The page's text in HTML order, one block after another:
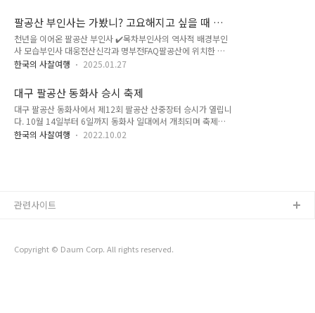
럼 일렁이는 모습에서 유래했다고 해요. 친구랑 음력 7월 15일
백중기도 회향날맞아..
고 가만히 쉬었다가고싶은 나무 터널이 시원해보이죠.파계사 설
법전관세음보살님 계신곳이 수리중으로 잠시동안 설법전에 모
셔놓았어요. 수능기도가 시작되었어요. 가을로 들어가나봅니다.
사찰에 가면 큰 설법전이 보입니다. 요기 설법전(說法殿)은 불교
사찰에서 법회나 설법이 이루어지는 전각입니다. 즉, 스님이나
殿, 부처님을 모신 공간)과는 구별되는 개념입니다. 오래된 절에
서는 법당과 불전을 분리하여 설법전 또는 무설전이라는 이름..
팔공산 부인사는 가봤니? 고요해지고 싶을 때 찾
는 사찰
천년을 이어온 팔공산 부인사 ✔️목차부인사의 역사적 배경부인
사 모습부인사 대웅전산신각과 명부전FAQ팔공산에 위치한 부
인사는 대구광역시의 역사적이고 종교적인 명소로 알려져 있어
이상의 의미를 지니며, 한국의 불교 역사 속에서 깊은 유산을 남
긴 곳입니다. 이른 아침 다녀온 팔공산 부인사 소개하겠습니
다. 부인사의 역사적 배경부인사는 약 1,300년 이상의 역사를
자랑하는 유서 깊은 사찰이에요. 신라 시대부터 고려와 조선 시
대에 걸쳐 불교적, 정치적 중요성을 지닌 곳으로 자리 잡았어요.
한국의 사찰여행 2025.01.27
대구 팔공산 동화사 승시 축제
대구 팔공산 동화사에서 제12회 팔공산 산중장터 승시가 열립니
다. 10월 14일부터 6일까지 동화사 일대에서 개최되며 축제기
간 동안 동화사 입장료는 무료입니다. 3년 만에 개최되는 승시축
던 승시를, 동화사에서 처음으로 재현해 2010년 가을 제1회 행
한국의 사찰여행 2022.10.02
Copyright © Daum Corp. All rights reserved.
관련사이트